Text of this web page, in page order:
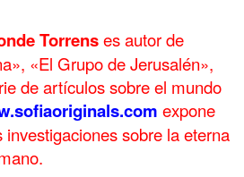
Torrenses autor de
«El Grupo de Jerusalén»,
de artículos sobre el mundo
expone
investigaciones sobre la eterna